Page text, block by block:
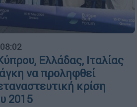
Ελλάδας, Ιταλίας
να προληφθεί
κρίση
2015